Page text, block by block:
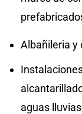
Albañileria y
aguas